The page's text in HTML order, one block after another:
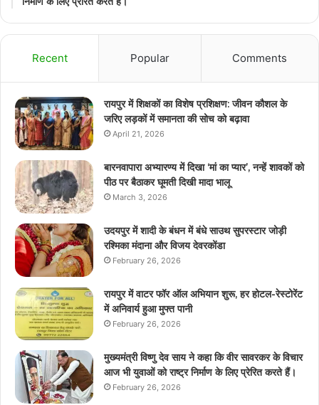
Recent Popular Comments
रायपुर में शिक्षकों का विशेष प्रशिक्षण: जीवन कौशल के
जरिए लड़कों में समानता की सोच को बढ़ावा
April 21, 2026
बारनवापारा अभ्यारण्य में दिखा ‘मां का प्यार’, नन्हें शावकों को
पीठ पर बैठाकर घूमती दिखी मादा भालू
March 3, 2026
उदयपुर में शादी के बंधन में बंधे साउथ सुपरस्टार जोड़ी
रश्मिका मंदाना और विजय देवरकोंडा
February 26, 2026
रायपुर में वाटर फॉर ऑल अभियान शुरू, हर होटल-रेस्टोरेंट
में अनिवार्य हुआ मुफ्त पानी
February 26, 2026
मुख्यमंत्री विष्णु देव साय ने कहा कि वीर सावरकर के विचार
आज भी युवाओं को राष्ट्र निर्माण के लिए प्रेरित करते हैं।
February 26, 2026